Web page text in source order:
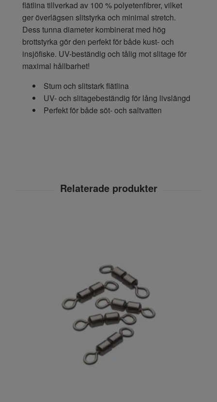
flätlina tillverkad av 100 % polyetenfibrer, vilket
ger överlägsen slitstyrka och minimal stretch.
Dess tunna diameter kombinerat med hög
brottstyrka gör den perfekt för både kust- och
insjöfiske. UV-beständig och tålig mot slitage för
maximal hållbarhet!
Stum och slitstark flätlina
UV- och slitagebeständig för lång livslängd
Perfekt för både söt- och saltvatten